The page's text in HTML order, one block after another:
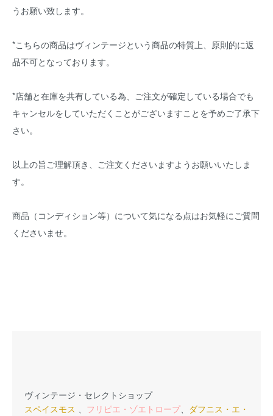
うお願い致します。
*こちらの商品はヴィンテージという商品の特質上、原則的に返
品不可となっております。
*店舗と在庫を共有している為、ご注文が確定している場合でも
キャンセルをしていただくことがございますことを予めご了承下
さい。
以上の旨ご理解頂き、ご注文くださいますようお願いいたしま
す。
商品（コンディション等）について気になる点はお気軽にご質問
くださいませ。
ヴィンテージ・セレクトショップ
スペイスモス 、 フリピエ・ゾエトロープ、 ダフニス・エ・